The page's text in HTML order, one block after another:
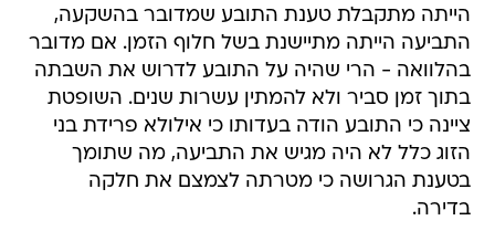
הייתה מתקבלת טענת התובע שמדובר בהשקעה,
התביעה הייתה מתיישנת בשל חלוף הזמן. אם מדובר
בהלוואה - הרי שהיה על התובע לדרוש את השבתה
בתוך זמן סביר ולא להמתין עשרות שנים. השופטת
ציינה כי התובע הודה בעדותו כי אילולא פרידת בני
הזוג כלל לא היה מגיש את התביעה, מה שתומך
בטענת הגרושה כי מטרתה לצמצם את חלקה
בדירה.